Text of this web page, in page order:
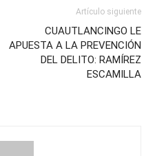
Artículo siguiente
CUAUTLANCINGO LE
APUESTA A LA PREVENCIÓN
DEL DELITO: RAMÍREZ
ESCAMILLA